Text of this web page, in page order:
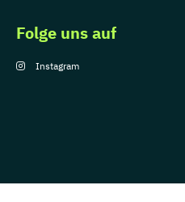
Folge uns auf
Instagram